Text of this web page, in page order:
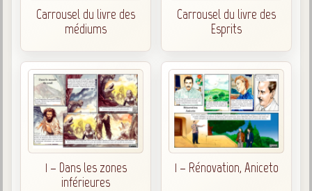
Ouvrages
Bibliothèque spirite
Documents
Bulletins "Le Spiritisme"
Journal trimestriel
Newsletters
trimestrielles
Sujets du mois
Carrousel du livre des
médiums
Carrousel du livre des
Esprits
1 – Dans les zones
inférieures
1 – Rénovation, Aniceto